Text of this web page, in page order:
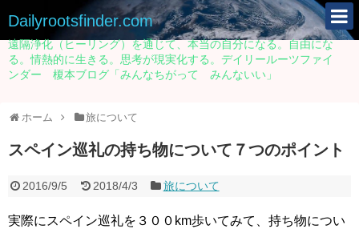
Dailyrootsfinder.com
遠隔浄化（ヒーリング）を通じて、本当の自分になる。自由にな
る。情熱的に生きる。思考が現実化する。デイリールーツファイ
ンダー 榎本ブログ「みんなちがって みんないい」
ホーム 旅について
スペイン巡礼の持ち物について７つのポイント
2016/9/5 2018/4/3 旅について
実際にスペイン巡礼を３００km歩いてみて、持ち物につい